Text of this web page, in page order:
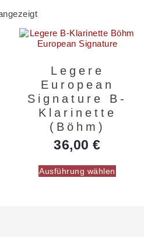
Legere
European
Signature B-
Klarinette
(Böhm)
36,00€
Ausführung wählen